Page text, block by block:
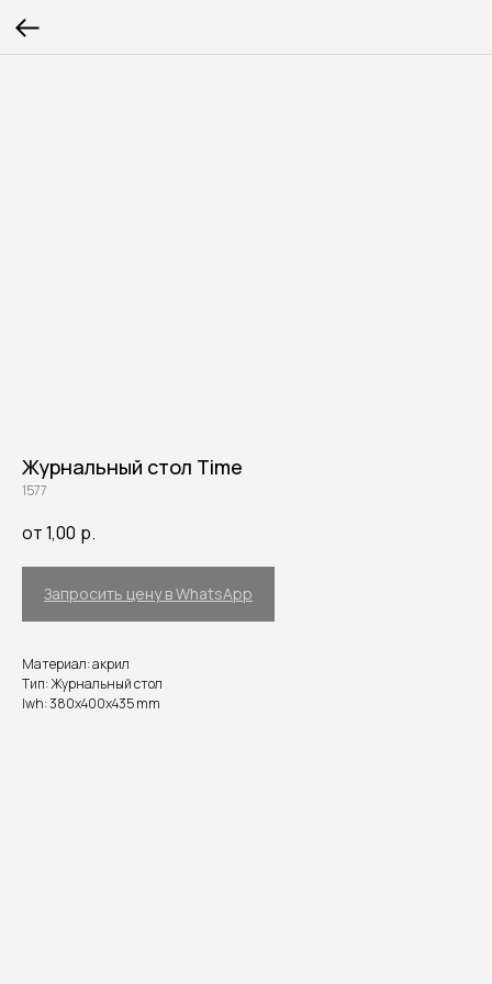
Журнальный стол Time
1577
от 1,00 р.
Запросить цену в WhatsApp
Материал: акрил
Тип: Журнальный стол
lwh: 380x400x435 mm